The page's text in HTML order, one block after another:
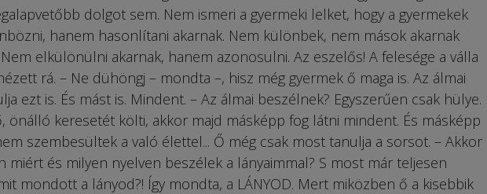
dolgot sem. Nem ismeri a gyermeki lelket, hogy a gyermekek
hanem hasonlítani akarnak. Nem különbek, nem mások akarnak
elkülönülni akarnak, hanem azonosulni. Az eszelős! A felesége a válla
rá. – Ne dühöngj – mondta –, hisz még gyermek ő maga is. Az álmai
ezt is. És mást is. Mindent. – Az álmai beszélnek? Egyszerűen csak hülye.
önálló keresetét költi, akkor majd másképp fog látni mindent. És másképp
szembesültek a való élettel... Ő még csak most tanulja a sorsot. – Akkor
miért és milyen nyelven beszélek a lányaimmal? S most már teljesen
mondott a lányod?! Így mondta, a LÁNYOD. Mert miközben ő a kisebbik